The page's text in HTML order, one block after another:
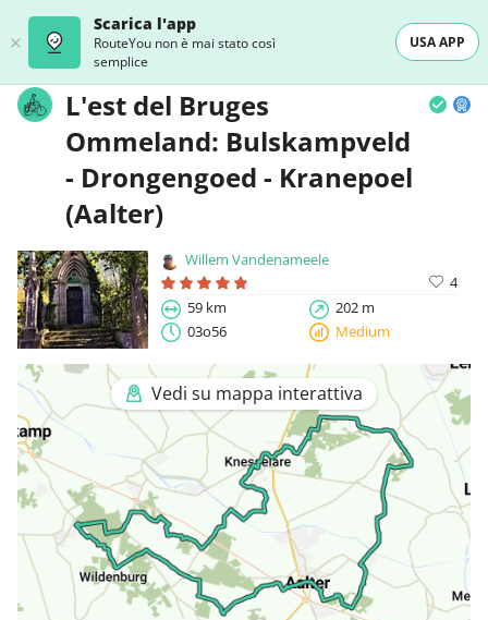
Scarica l'app
RouteYou non è mai stato così
semplice
USA APP
L'est del Bruges
Ommeland: Bulskampveld
- Drongengoed - Kranepoel
(Aalter)
Willem Vandenameele
4
59 km
202 m
03o56
Medium
Vedi su mappa interattiva